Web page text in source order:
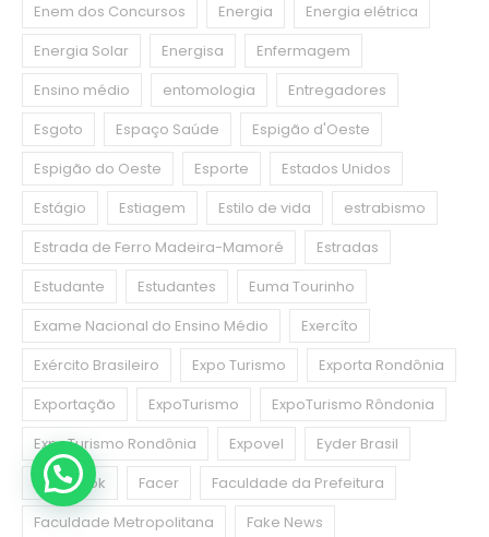
Enem dos Concursos
Energia
Energia elétrica
Energia Solar
Energisa
Enfermagem
Ensino médio
entomologia
Entregadores
Esgoto
Espaço Saúde
Espigão d'Oeste
Espigão do Oeste
Esporte
Estados Unidos
Estágio
Estiagem Estilo de vida
estrabismo
Estrada de Ferro Madeira-Mamoré
Estradas
Estudante
Estudantes
Euma Tourinho
Exame Nacional do Ensino Médio
Exercíto
Exército Brasileiro
Expo Turismo
Exporta Rondônia
Exportação
ExpoTurismo
ExpoTurismo Rôndonia
ExpoTurismo Rondônia
Expovel
Eyder Brasil
Facebook
Facer
Faculdade da Prefeitura
Faculdade Metropolitana
Fake News